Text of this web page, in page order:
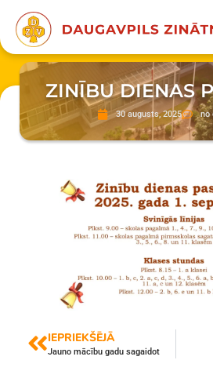
ZINĪBU DIENAS
30 augusts, 2025 no
IEPRIEKŠĒJĀ
Jauno mācību gadu sagaidot